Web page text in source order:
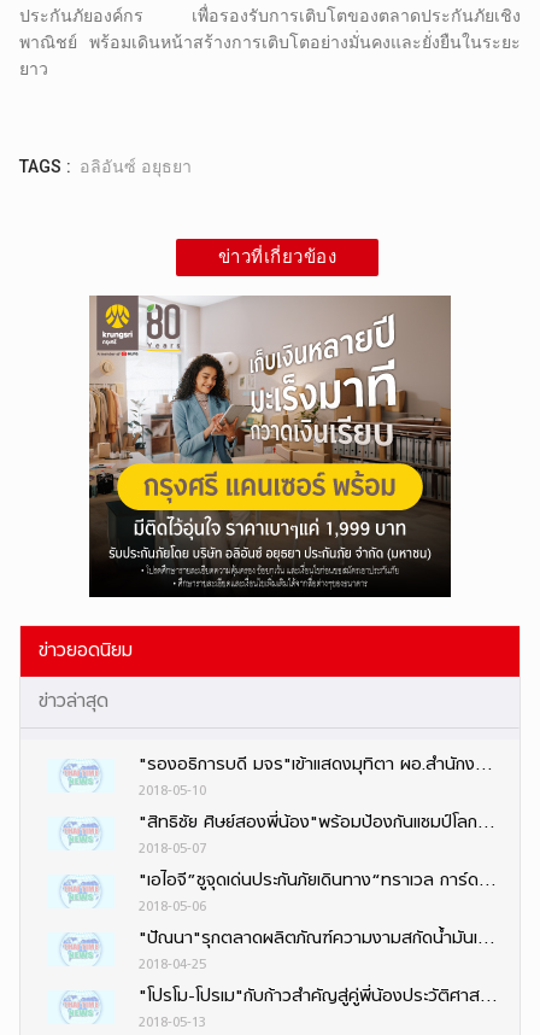
ประกันภัยองค์กร เพื่อรองรับการเติบโตของตลาดประกันภัยเชิง
พาณิชย์ พร้อมเดินหน้าสร้างการเติบโตอย่างมั่นคงและยั่งยืนในระยะ
ยาว
TAGS : อลิอันซ์ อยุธยา
ข่าวที่เกี่ยวข้อง
ข่าวยอดนิยม
ข่าวล่าสุด
"รองอธิการบดี มจร"เข้าแสดงมุทิตา ผอ.สำนักงานพระพุทธศาสนาจังหวัดนนทบุรีคนใหม่
2018-05-10
"สิทธิชัย ศิษย์สองพี่น้อง"พร้อมป้องกันแชมป์โลก“กลอรี่”ที่ฝรั่งเศส ควง“ธงชัย–เพชรพนมรุ้ง”ลุย
2018-05-07
"เอไอจี”ชูจุดเด่นประกันภัยเดินทาง“ทราเวล การ์ด”นำความโดดเด่น4ด้าน
2018-05-06
"ปัณนา"รุกตลาดผลิตภัณฑ์ความงามสกัดน้ำมันเสาวรส พัฒนาเป็น "ผลิตภัณฑ์บำรุงผิว"
2018-04-25
"โปรโม-โปรเม"กับก้าวสำคัญสู่คู่พี่น้องประวัติศาสตร์ LPGA
2018-05-13